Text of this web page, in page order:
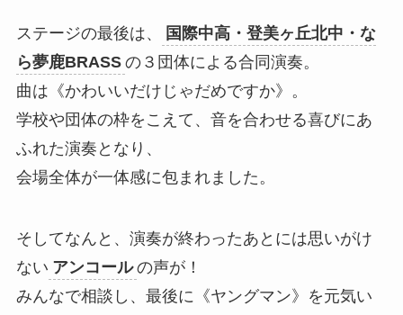
ステージの最後は、
国際中高・登美ヶ丘北中・な
ら夢鹿BRASS の３団体による合同演奏。
曲は《かわいいだけじゃだめですか》。
学校や団体の枠をこえて、音を合わせる喜びにあ
ふれた演奏となり、
会場全体が一体感に包まれました。
そしてなんと、演奏が終わったあとには思いがけ
ない アンコール の声が！
みんなで相談し、最後に《ヤングマン》を元気い